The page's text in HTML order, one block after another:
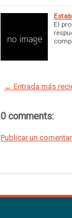
El
← Entrada más
0 comments:
Publicar un